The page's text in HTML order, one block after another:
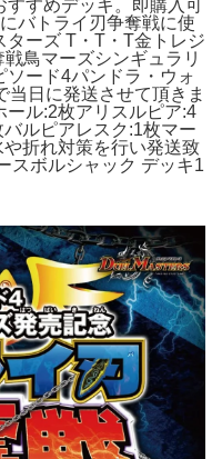
すめデッキ。即購入可
バトライ刃争奪戦に使
ターズ T・T・T金トレジ
鳥マーズシンギュラリ
ード4パンドラ・ウォ
当日に発送させて頂きま
ル:2枚アリスルピア:4
ルピアレスク:1枚マー
折れ対策を行い発送致
スボルシャック デッキ1